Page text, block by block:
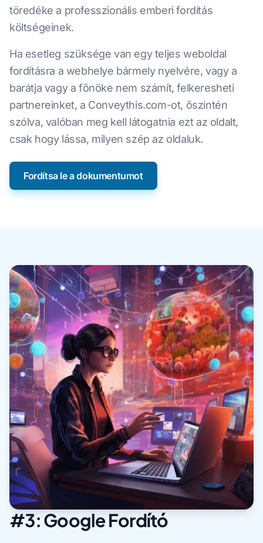
töredéke a professzionális emberi fordítás
költségeinek.
Ha esetleg szüksége van egy teljes weboldal
fordításra a webhelye bármely nyelvére, vagy a
barátja vagy a főnöke nem számít, felkeresheti
partnereinket, a Conveythis.com-ot, őszintén
szólva, valóban meg kell látogatnia ezt az oldalt,
csak hogy lássa, milyen szép az oldaluk.
Fordítsa le a dokumentumot
#3: Google Fordító